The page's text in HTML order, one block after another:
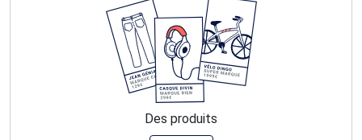
Des produits